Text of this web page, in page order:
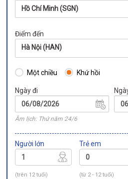
Hồ Chí Minh (SGN)
Điểm đến
Hà Nội (HAN)
Một chiều Khứ hồi
Ngày đi
Âm lịch: Thứ năm 24/6
Người lớn
(trên 12 tuổi)
Trẻ em
(từ 2 - 12 tuổi)